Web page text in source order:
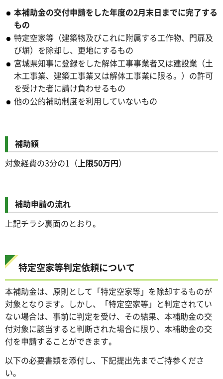
本補助金の交付申請をした年度の2月末日までに完了する
もの
特定空家等（建築物及びこれに附属する工作物、門扉及
び塀）を除却し、更地にするもの
宮城県知事に登録をした解体工事事業者又は建設業（土
木工事業、建築工事業又は解体工事業に限る。）の許可
を受けた者に請け負わせるもの
他の公的補助制度を利用していないもの
補助額
対象経費の3分の1（上限50万円）
補助申請の流れ
上記チラシ裏面のとおり。
特定空家等判定依頼について
本補助金は、原則として「特定空家等」を除却するものが
対象となります。しかし、「特定空家等」と判定されてい
ない場合は、事前に判定を受け、その結果、本補助金の交
付対象に該当すると判断された場合に限り、本補助金の交
付を申請することができます。
以下の必要書類を添付し、下記提出先までご持参くださ
い。